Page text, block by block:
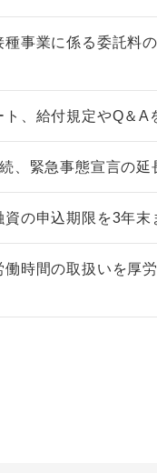
事業に係る委託料
、給付規定やQ＆A
、緊急事態宣言の延
の申込期限を3年末
時間の取扱いを厚